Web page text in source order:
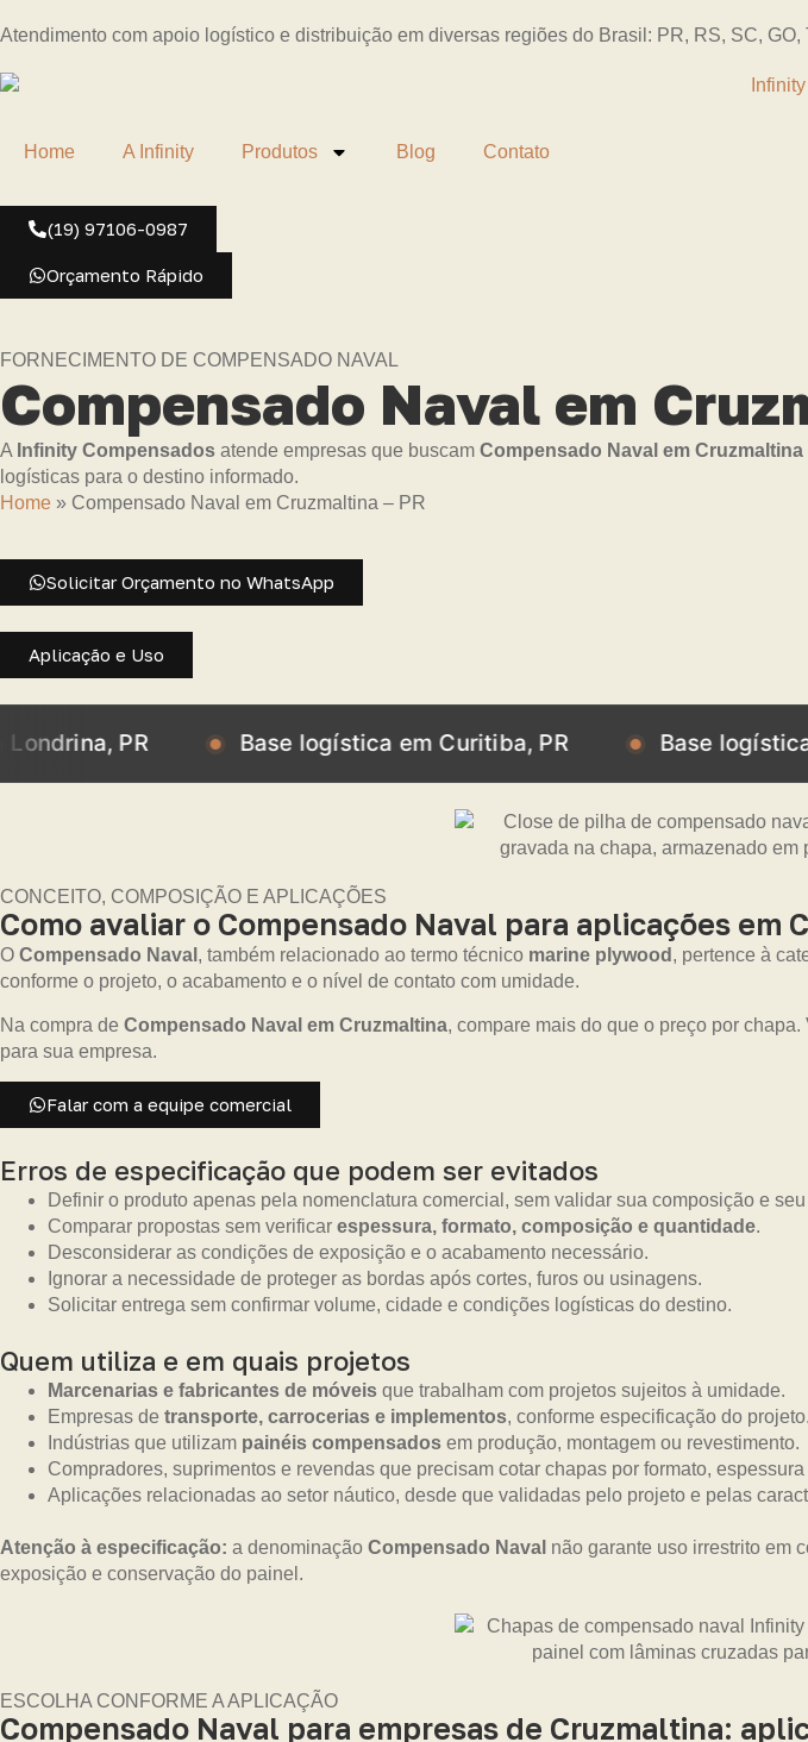
Atendimento com apoio logístico e distribuição em diversas regiões do Brasil: PR, RS, SC, GO,
Home A Infinity Produtos Blog Contato
(19) 97106-0987
Orçamento Rápido
FORNECIMENTO DE COMPENSADO NAVAL
Compensado Naval em
A Infinity Compensados atende empresas que buscam Compensado Naval em Cruzmaltina
logísticas para o destino informado.
Home » Compensado Naval em Cruzmaltina – PR
Solicitar Orçamento no WhatsApp
Aplicação e Uso
PR Base logística em Curitiba, PR Base logística em
CONCEITO, COMPOSIÇÃO E APLICAÇÕES
Como avaliar o Compensado Naval para aplicações em
O Compensado Naval , também relacionado ao termo técnico marine plywood , pertence à
conforme o projeto, o acabamento e o nível de contato com umidade.
Na compra de Compensado Naval em Cruzmaltina, compare mais do que o preço por
para sua empresa.
Falar com a equipe comercial
Erros de especificação que podem ser evitados
Definir o produto apenas pela nomenclatura comercial, sem validar sua composição e
Comparar propostas sem verificar espessura, formato, composição e quantidade.
Desconsiderar as condições de exposição e o acabamento necessário.
Ignorar a necessidade de proteger as bordas após cortes, furos ou usinagens.
Solicitar entrega sem confirmar volume, cidade e condições logísticas do destino.
Quem utiliza e em quais projetos
Marcenarias e fabricantes de móveis que trabalham com projetos sujeitos à umidade.
Empresas de transporte, carrocerias e implementos, conforme especificação do projeto.
Indústrias que utilizam painéis compensados em produção, montagem ou revestimento.
Compradores, suprimentos e revendas que precisam cotar chapas por formato,
Aplicações relacionadas ao setor náutico, desde que validadas pelo projeto e pelas
Atenção à especificação: a denominação Compensado Naval não garante uso irrestrito em
exposição e conservação do painel.
ESCOLHA CONFORME A APLICAÇÃO
Compensado Naval para empresas de Cruzmaltina: